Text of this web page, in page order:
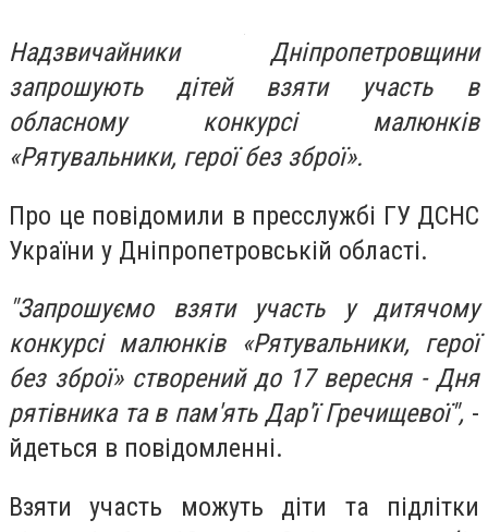
Надзвичайники Дніпропетровщини
запрошують дітей взяти участь в
обласному конкурсі малюнків
«Рятувальники, герої без зброї».
Про це повідомили в пресслужбі ГУ ДСНС
України у Дніпропетровській області.
"Запрошуємо взяти участь у дитячому
конкурсі малюнків «Рятувальники, герої
без зброї» створений до 17 вересня - Дня
рятівника та в пам'ять Дар'ї Гречищевої", -
йдеться в повідомленні.
Взяти участь можуть діти та підлітки